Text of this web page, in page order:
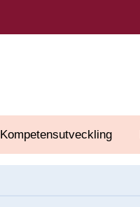
Kompetensutveckling